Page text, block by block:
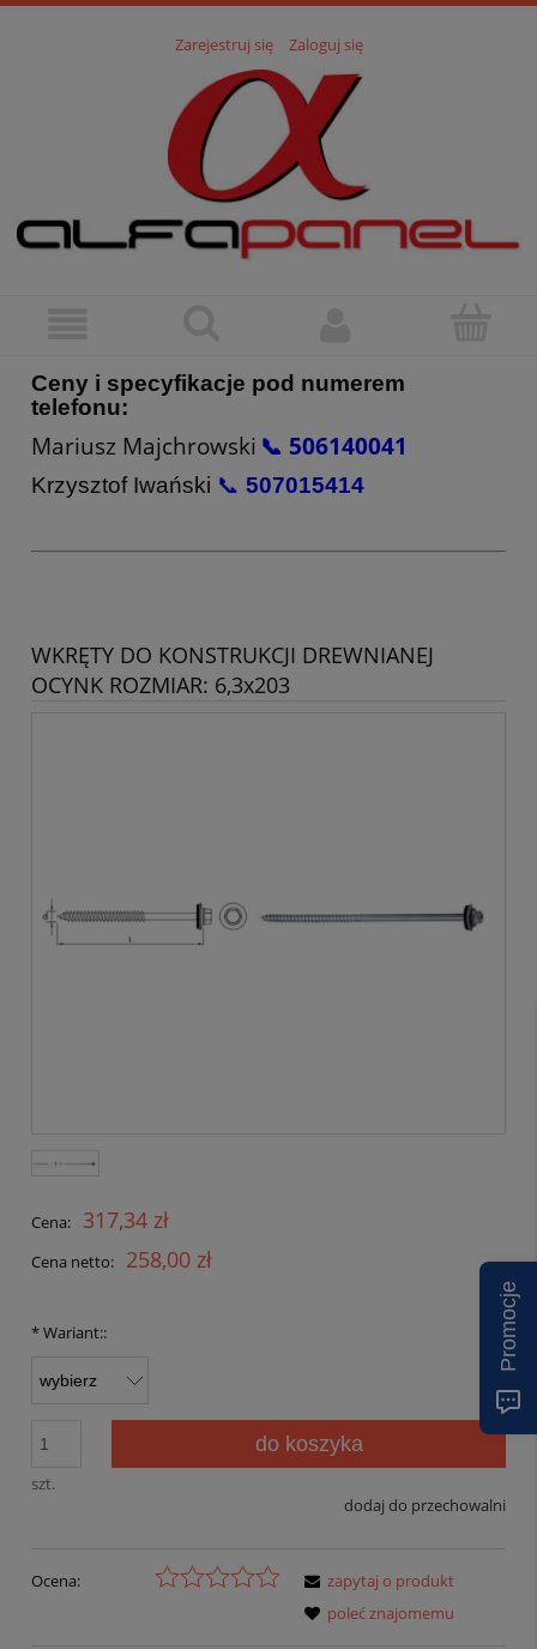
Zarejestruj się Zaloguj się
Ceny i specyfikacje pod numerem
telefonu:
Mariusz Majchrowski 📞 506140041
Krzysztof Iwański 📞 507015414
WKRĘTY DO KONSTRUKCJI DREWNIANEJ
OCYNK ROZMIAR: 6,3x203
Cena: 317,34 zł
Cena netto: 258,00 zł
*Wariant::
szt.
do koszyka
dodaj do przechowalni
Ocena:
zapytaj o produkt
poleć znajomemu
Promocje